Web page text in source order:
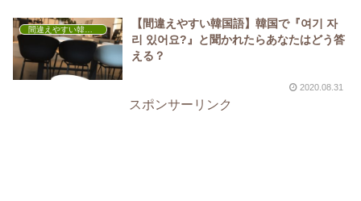
【間違えやすい韓国語】韓国で『여기 자
리 있어요?』と聞かれたらあなたはどう答
える？
2020.08.31
スポンサーリンク